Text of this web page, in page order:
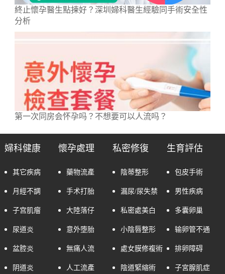
終止懷孕醫生點揀好？深圳婦科醫生經驗同手術安全性
分析
第一次同房会怀孕吗？不想要可以人流吗？
婦科健康
其它疾病
月經不調
子宫肌瘤
尿道炎
盆腔炎
阴道炎
懷孕處理
藥物流產
手术打胎
大陸落仔
意外堕胎
無痛人流
人工流產
私密修復
陰蒂整形
漏尿/尿失禁
私密處美白
小陰唇整形
處女膜修複術
陰道緊縮術
生育評估
包皮手術
男性疾病
多囊卵巢
输卵管不通
排卵障碍
子宮腺肌症